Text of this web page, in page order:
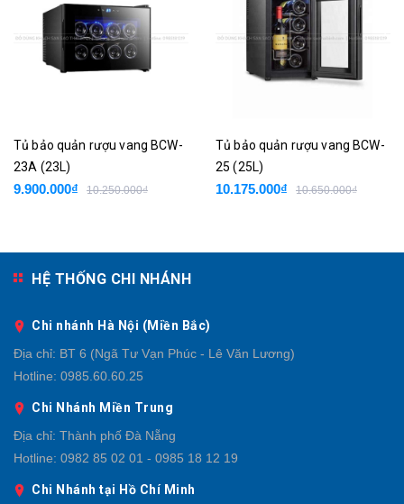
Tủ bảo quản rượu vang BCW-
23A (23L)
9.900.000₫ 10.250.000₫
Tủ bảo quản rượu vang BCW-
25 (25L)
10.175.000₫ 10.650.000₫
HỆ THỐNG CHI NHÁNH
Chi nhánh Hà Nội (Miền Bắc)
Địa chỉ: BT 6 (Ngã Tư Vạn Phúc - Lê Văn Lương)
Hotline: 0985.60.60.25
Chi Nhánh Miền Trung
Địa chỉ: Thành phố Đà Nẵng
Hotline: 0982 85 02 01 - 0985 18 12 19
Chi Nhánh tại Hồ Chí Minh